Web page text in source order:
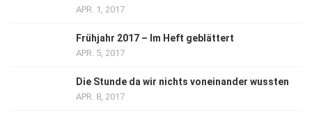
APR. 1, 2017
Frühjahr 2017 – Im Heft geblättert
APR. 5, 2017
Die Stunde da wir nichts voneinander wussten
APR. 8, 2017